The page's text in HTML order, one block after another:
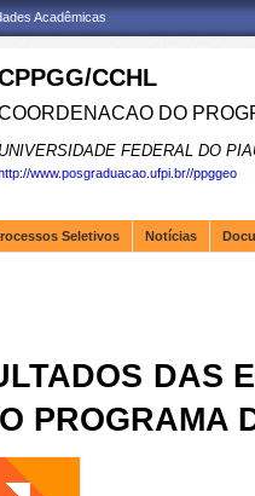
Acadêmicas
CCHL
DO
UNIVERSIDADE FEDERAL DO
www.posgraduacao.ufpi.br//ppggeo
Seletivos Notícias
DAS
PROGRAMA